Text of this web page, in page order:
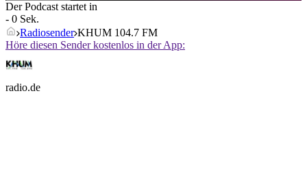
Der Podcast startet in
- 0 Sek.
Radiosender KHUM 104.7 FM
Höre diesen Sender kostenlos in der App:
radio.de